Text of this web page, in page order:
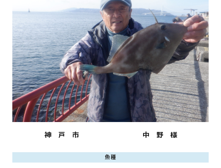
神 戸 市 中 野 様
魚種